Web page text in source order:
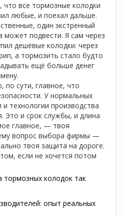
все тормозные колодки
любые, и поехал дальше.
один экстренный
подвести. Я сам через
дешёвые колодки: через
а тормозить стало будто
ещё больше денег
сути, главное, что
У нормальных
технологии производства
Это и срок службы, и длина
главное, — твоя
вопрос выбора фирмы —
твоя защита на дороге.
если не хочется потом
колодок так
опыт реальных